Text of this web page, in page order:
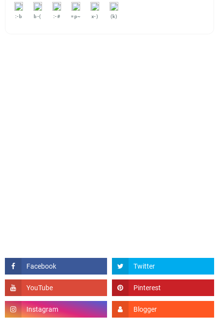
:-b b-( :-# =p~ x-) (k)